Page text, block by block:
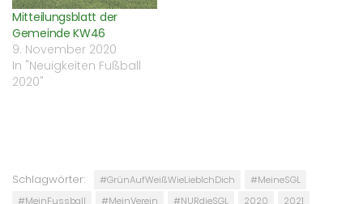
Mitteilungsblatt der
Gemeinde KW46
9. November 2020
In "Neuigkeiten Fußball
2020"
Schlagwörter: #GrünAufWeißWieLiebIchDich
#MeineSGL
#MeinFussball
#MeinVerein #NURdieSGL 2020
2021